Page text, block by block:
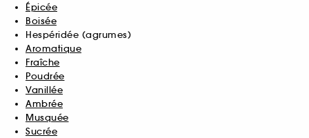
Épicée
Boisée
Hespéridée (agrumes)
Aromatique
Fraîche
Poudrée
Vanillée
Ambrée
Musquée
Sucrée